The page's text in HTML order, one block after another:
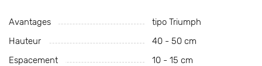
Avantages
tipo Triumph
Hauteur
40 - 50 cm
Espacement
10 - 15 cm